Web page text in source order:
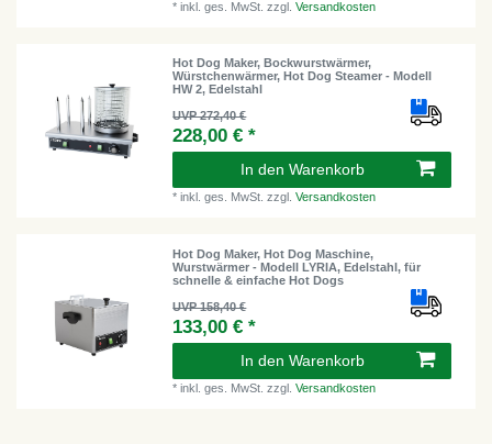
*inkl. ges. MwSt. zzgl.Versandkosten
Hot Dog Maker, Bockwurstwärmer,
Würstchenwärmer, Hot Dog Steamer - Modell
HW 2, Edelstahl
UVP 272,40 €
228,00 € *
In den Warenkorb
*inkl. ges. MwSt. zzgl.Versandkosten
Hot Dog Maker, Hot Dog Maschine,
Wurstwärmer - Modell LYRIA, Edelstahl, für
schnelle & einfache Hot Dogs
UVP 158,40 €
133,00 € *
In den Warenkorb
*inkl. ges. MwSt. zzgl.Versandkosten